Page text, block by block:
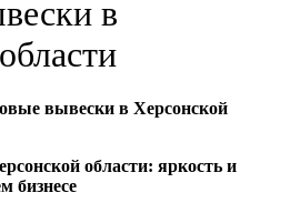
в
вывески в Херсонской
области: яркость и
бизнесе